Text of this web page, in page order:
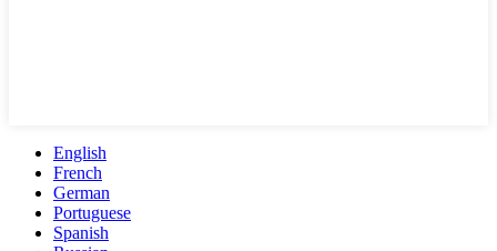
English
French
German
Portuguese
Spanish